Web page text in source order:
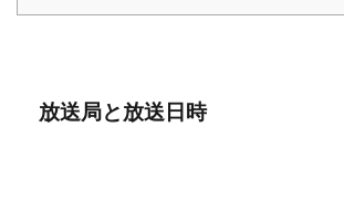
放送局と放送日時